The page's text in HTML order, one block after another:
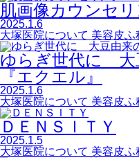
肌画像カウンセリ
2025.1.6
大塚医院について 美容皮ふ
ゆらぎ世代に 大
『エクエル』
2025.1.6
大塚医院について 美容皮ふ
ＤＥＮＳＩＴＹ
2025.1.5
大塚医院について 美容皮ふ